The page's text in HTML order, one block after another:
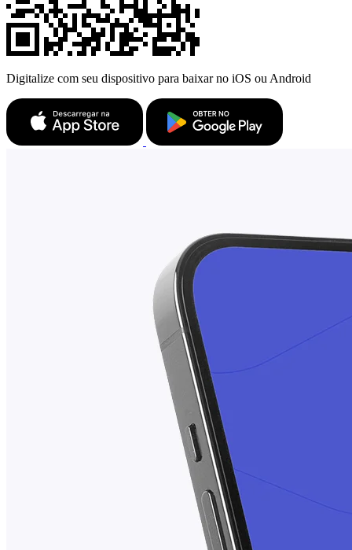
Digitalize com seu dispositivo para baixar no iOS ou Android